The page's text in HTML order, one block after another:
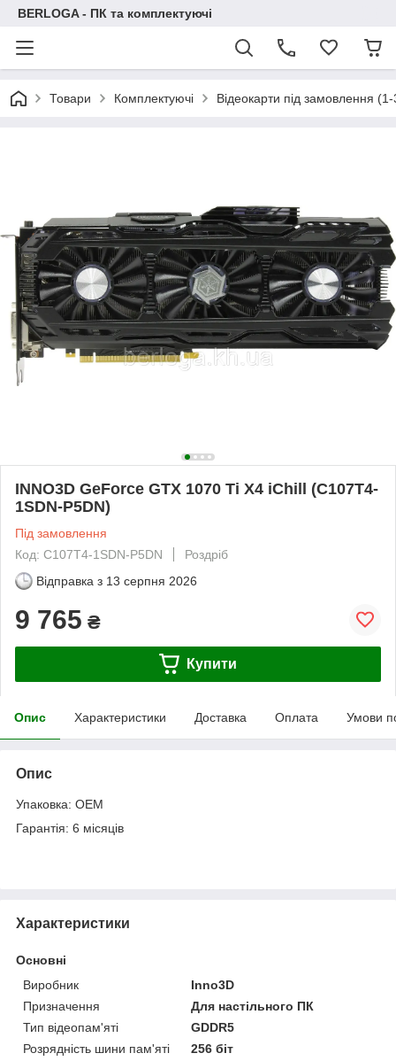
BERLOGA - ПК та комплектуючі
Товари Комплектуючі Відеокарти під замовлення (1-
INNO3D GeForce GTX 1070 Ti X4 iChill (C107T4-
1SDN-P5DN)
Під замовлення
Код: C107T4-1SDN-P5DN
Роздріб
Відправка з 13 серпня 2026
9 765 ₴
Купити
Опис Характеристики Доставка Оплата Умови
Опис
Упаковка: ОЕМ
Гарантія: 6 місяців
Характеристики
Основні
Виробник
Inno3D
Призначення
Для настільного ПК
Тип відеопам'яті
GDDR5
Розрядність шини пам'яті
256 біт